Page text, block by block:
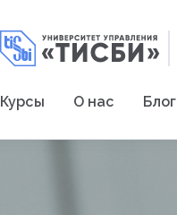
Курсы О нас Блог